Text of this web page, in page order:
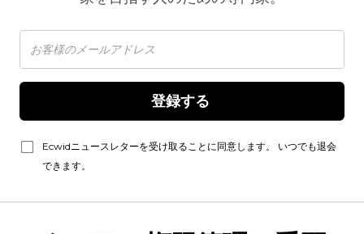
Ecwidニュースレターを受け取ることに同意します。 いつでも退会
できます。